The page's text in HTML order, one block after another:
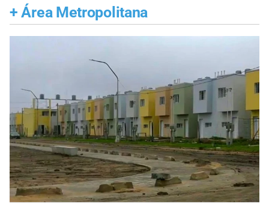
+ Área Metropolitana